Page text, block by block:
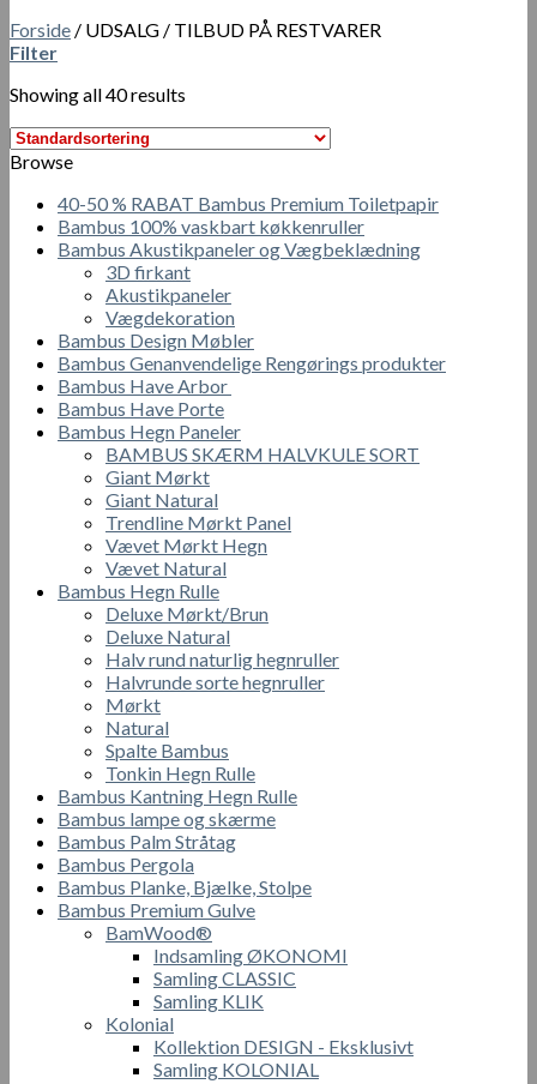
Forside / UDSALG / TILBUD PÅ RESTVARER
Filter
Showing all 40 results
Browse
40-50 % RABAT Bambus Premium Toiletpapir
Bambus 100% vaskbart køkkenruller
Bambus Akustikpaneler og Vægbeklædning
3D firkant
Akustikpaneler
Vægdekoration
Bambus Design Møbler
Bambus Genanvendelige Rengørings produkter
Bambus Have Arbor
Bambus Have Porte
Bambus Hegn Paneler
BAMBUS SKÆRM HALVKULE SORT
Giant Mørkt
Giant Natural
Trendline Mørkt Panel
Vævet Mørkt Hegn
Vævet Natural
Bambus Hegn Rulle
Deluxe Mørkt/Brun
Deluxe Natural
Halv rund naturlig hegnruller
Halvrunde sorte hegnruller
Mørkt
Natural
Spalte Bambus
Tonkin Hegn Rulle
Bambus Kantning Hegn Rulle
Bambus lampe og skærme
Bambus Palm Stråtag
Bambus Pergola
Bambus Planke, Bjælke, Stolpe
Bambus Premium Gulve
BamWood®
Indsamling ØKONOMI
Samling CLASSIC
Samling KLIK
Kolonial
Kollektion DESIGN - Eksklusivt
Samling KOLONIAL